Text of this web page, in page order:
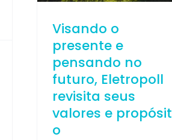
Visando o
presente e
pensando no
futuro, Eletropoll
revisita seus
valores e propósit
o